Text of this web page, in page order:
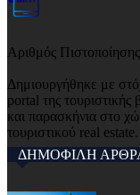
Αριθμός
Δημιουργήθηκε με
portal της τουριστικής
και παρασκήνια στο
τουριστικού real estate.
ΔΗΜΟΦΙΛΗ